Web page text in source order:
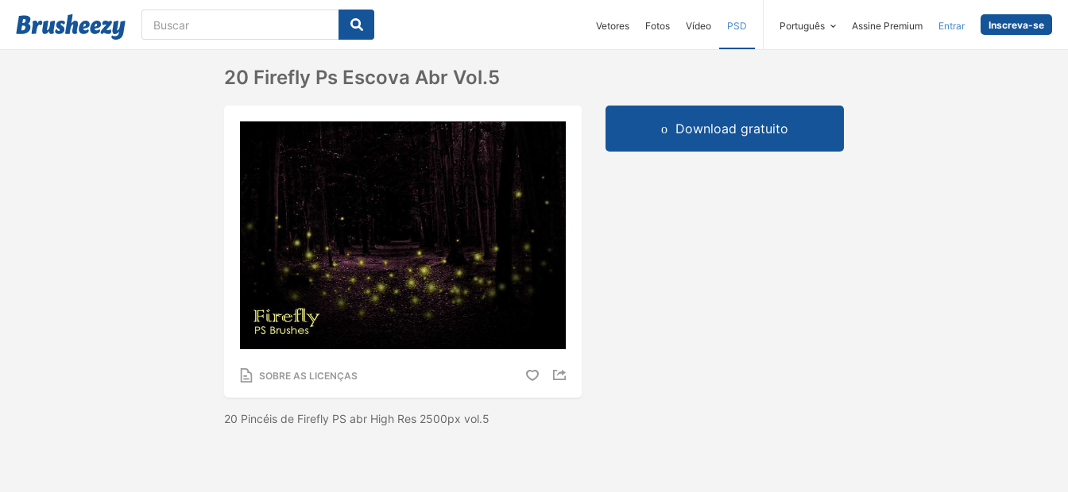
Vetores Fotos Vídeo PSD Português Assine Premium Entrar Inscreva-se
20 Firefly Ps Escova Abr Vol.5
SOBRE AS LICENÇAS
20 Pincéis de Firefly PS abr High Res 2500px vol.5
Download gratuito